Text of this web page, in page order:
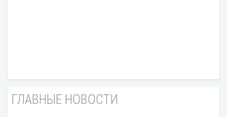
ГЛАВНЫЕ НОВОСТИ